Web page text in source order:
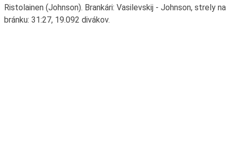
Ristolainen (Johnson). Brankári: Vasilevskij - Johnson, strely na
bránku: 31:27, 19.092 divákov.